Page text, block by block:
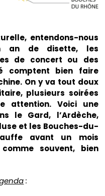
entendons-nous
an de disette, les
de concert ou des
comptent bien faire
On y va tout doux
plusieurs soirées
attention. Voici une
le Gard, l’Ardèche,
et les Bouches-du-
avant un mois
souvent, bien
: